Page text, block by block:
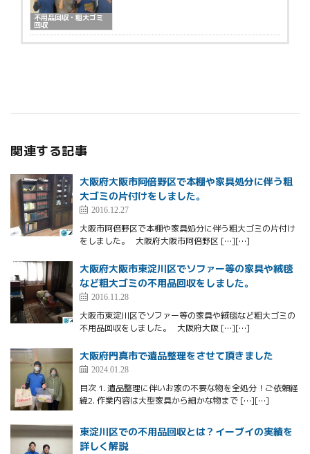
不用品回収・粗大ゴミ
回収
関連する記事
大阪府大阪市阿倍野区で本棚や家具処分に伴う粗
大ゴミの片付けをしました。
2016.12.27
大阪市阿倍野区で本棚や家具処分に伴う粗大ゴミの片付け
をしました。 大阪府大阪市阿倍野区 […][…]
大阪府大阪市東淀川区でソファー等の家具や絨毯
など粗大ゴミの不用品回収をしました。
2016.11.28
大阪市東淀川区でソファー等の家具や絨毯など粗大ゴミの
不用品回収をしました。 大阪府大阪 […][…]
大阪府門真市で遺品整理をさせて頂きました
2024.01.28
目次 1. 遺品整理に伴いお家の不要な物を全処分！ご依頼経
緯2. 作業内容は大型家具から細かな物まで […][…]
東淀川区での不用品回収とは？イーブイの実績を
詳しく解説